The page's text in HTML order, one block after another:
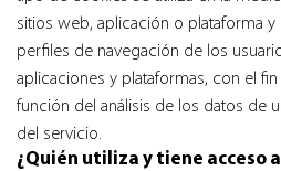
sitios web, aplicación o plataforma
perfiles de navegación de los
aplicaciones y plataformas, con el
función del análisis de los datos de
del servicio.
¿Quién utiliza y tiene acceso